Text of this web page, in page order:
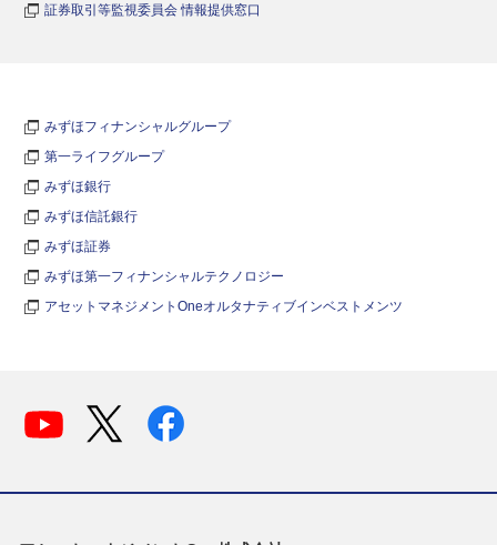
証券取引等監視委員会 情報提供窓口
みずほフィナンシャルグループ
第一ライフグループ
みずほ銀行
みずほ信託銀行
みずほ証券
みずほ第一フィナンシャルテクノロジー
アセットマネジメントOneオルタナティブインベストメンツ